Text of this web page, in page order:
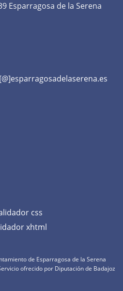
Esparragosa de la Serena
de Esparragosa de la Serena
ofrecido por Diputación de Badajoz